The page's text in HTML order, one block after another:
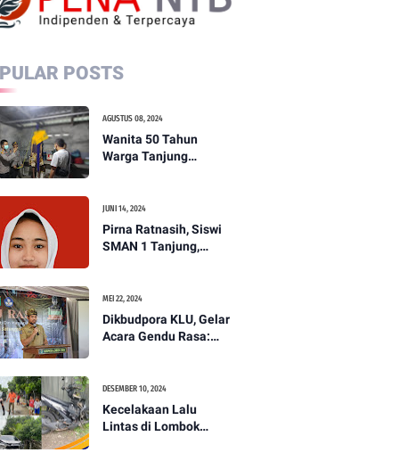
POSTS
AGUSTUS 08, 2024
Wanita 50 Tahun
Warga Tanjung
JUNI 14, 2024
Pirna Ratnasih, Siswi
SMAN 1 Tanjung,
Paskibraka Tingkat
Nasional
MEI 22, 2024
Dikbudpora KLU, Gelar
Acara Gendu Rasa:
Masyarakat Dayan
Gunung
DESEMBER 10, 2024
Kecelakaan Lalu
Lintas di Lombok